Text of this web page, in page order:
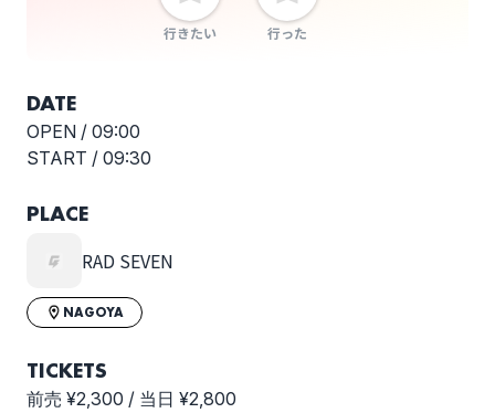
行きたい 行った
DATE
OPEN / 09:00
START / 09:30
PLACE
RAD SEVEN
NAGOYA
TICKETS
前売 ¥2,300 / 当日 ¥2,800